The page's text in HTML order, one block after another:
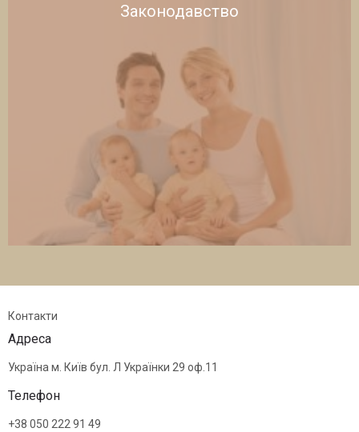
Законодавство
Контакти
Адреса
Українa м. Київ бул. Л Українки 29 оф.11
Телефон
+38 050 222 91 49